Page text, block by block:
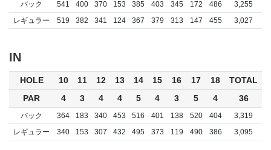
バック 541 400 370 153 385 403 345 172 486
3,255
レギュラー
519 382 341 124 367 379 313 147 455 3,027
IN
HOLE 10 11 12 13 14 15 16 17 18
TOTAL
PAR
4 3 4 4 5 4 3 5 4 36
バック 364 183 340 453 516 401 138 520 404
3,319
レギュラー
340 153 307 432 495 373 119 490 386 3,095